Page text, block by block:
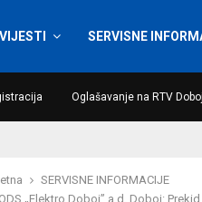
VIJESTI SERVISNE
Oglašavanje na RTV Doboj
SERVISNE INFORMACIJE
ODS „Elektro Doboj” a.d. Doboj: